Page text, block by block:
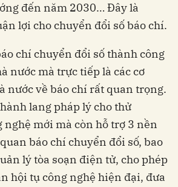
đến năm 2030… Đây là
lợi cho chuyển đổi số báo chí.
chí chuyển đổi số thành công
nước mà trực tiếp là các cơ
nước về báo chí rất quan trọng.
lang pháp lý cho thử
nghệ mới mà còn hỗ trợ 3 nền
báo chí chuyển đổi số, bao
lý tòa soạn điện tử, cho phép
hội tụ công nghệ hiện đại, đưa